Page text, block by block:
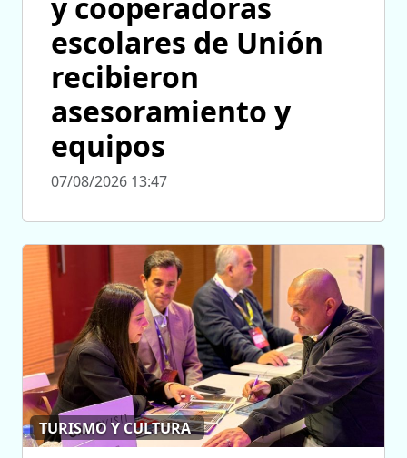
y cooperadoras
escolares de Unión
recibieron
asesoramiento y
equipos
07/08/2026 13:47
TURISMO Y CULTURA